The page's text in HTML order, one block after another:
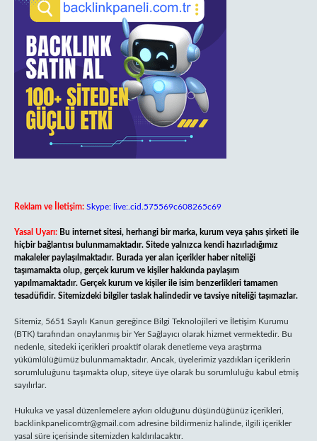
Reklam ve İletişim: Skype: live:.cid.575569c608265c69
Yasal Uyarı: Bu internet sitesi, herhangi bir marka, kurum veya şahıs şirketi ile
hiçbir bağlantısı bulunmamaktadır. Sitede yalnızca kendi hazırladığımız
makaleler paylaşılmaktadır. Burada yer alan içerikler haber niteliği
taşımamakta olup, gerçek kurum ve kişiler hakkında paylaşım
yapılmamaktadır. Gerçek kurum ve kişiler ile isim benzerlikleri tamamen
tesadüfidir. Sitemizdeki bilgiler taslak halindedir ve tavsiye niteliği taşımazlar.
Sitemiz, 5651 Sayılı Kanun gereğince Bilgi Teknolojileri ve İletişim Kurumu
(BTK) tarafından onaylanmış bir Yer Sağlayıcı olarak hizmet vermektedir. Bu
nedenle, sitedeki içerikleri proaktif olarak denetleme veya araştırma
yükümlülüğümüz bulunmamaktadır. Ancak, üyelerimiz yazdıkları içeriklerin
sorumluluğunu taşımakta olup, siteye üye olarak bu sorumluluğu kabul etmiş
sayılırlar.
Hukuka ve yasal düzenlemelere aykırı olduğunu düşündüğünüz içerikleri,
backlinkpanelicomtr@gmail.com adresine bildirmeniz halinde, ilgili içerikler
yasal süre içerisinde sitemizden kaldırılacaktır.